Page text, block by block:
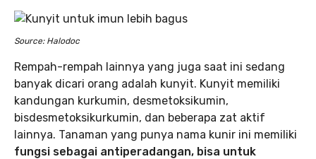
Source: Halodoc
Rempah-rempah lainnya yang juga saat ini sedang
banyak dicari orang adalah kunyit. Kunyit memiliki
kandungan kurkumin, desmetoksikumin,
bisdesmetoksikurkumin, dan beberapa zat aktif
lainnya. Tanaman yang punya nama kunir ini memiliki
fungsi sebagai antiperadangan, bisa untuk